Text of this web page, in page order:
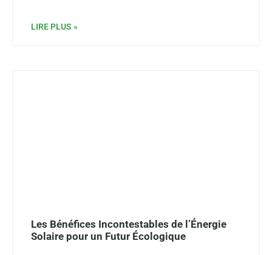
LIRE PLUS »
Les Bénéfices Incontestables de l’Énergie
Solaire pour un Futur Écologique